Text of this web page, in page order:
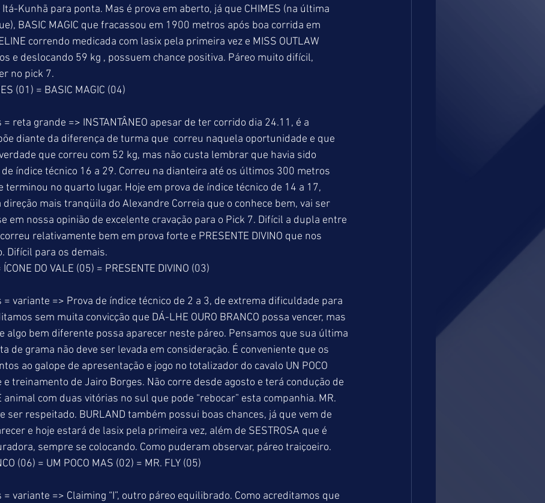
Kunhã para ponta. Mas é prova em aberto, já que CHIMES (na última
BASIC MAGIC que fracassou em 1900 metros após boa corrida em
correndo medicada com lasix pela primeira vez e MISS OUTLAW
e deslocando 59 kg , possuem chance positiva. Páreo muito difícil,
no pick 7.
(01) = BASIC MAGIC (04)
reta grande => INSTANTÂNEO apesar de ter corrido dia 24.11, é a
diante da diferença de turma que  correu naquela oportunidade e que
que correu com 52 kg, mas não custa lembrar que havia sido
índice técnico 16 a 29. Correu na dianteira até os últimos 300 metros
terminou no quarto lugar. Hoje em prova de índice técnico de 14 a 17,
mais tranqüila do Alexandre Correia que o conhece bem, vai ser
em nossa opinião de excelente cravação para o Pick 7. Difícil a dupla entre
correu relativamente bem em prova forte e PRESENTE DIVINO que nos
Difícil para os demais.
DO VALE (05) = PRESENTE DIVINO (03)
= variante => Prova de índice técnico de 2 a 3, de extrema dificuldade para
sem muita convicção que DÁ-LHE OURO BRANCO possa vencer, mas
algo bem diferente possa aparecer neste páreo. Pensamos que sua última
de grama não deve ser levada em consideração. É conveniente que os
ao galope de apresentação e jogo no totalizador do cavalo UN POCO
treinamento de Jairo Borges. Não corre desde agosto e terá condução de
com duas vitórias no sul que pode “rebocar” esta companhia. MR.
ser respeitado. BURLAND também possui boas chances, já que vem de
e hoje estará de lasix pela primeira vez, além de SESTROSA que é
sempre se colocando. Como puderam observar, páreo traiçoeiro.
(06) = UM POCO MAS (02) = MR. FLY (05)
variante => Claiming “I”, outro páreo equilibrado. Como acreditamos que